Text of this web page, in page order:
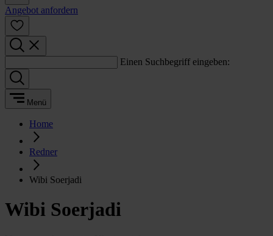
Angebot anfordern
Einen Suchbegriff eingeben:
Menü
Home
Redner
Wibi Soerjadi
Wibi Soerjadi